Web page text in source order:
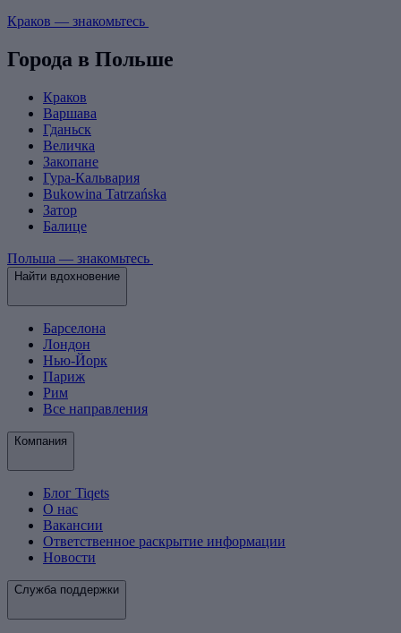
Краков — знакомьтесь
Города в Польше
Краков
Варшава
Гданьск
Величка
Закопане
Гура-Кальвария
Bukowina Tatrzańska
Затор
Балице
Польша — знакомьтесь
Найти вдохновение
Барселона
Лондон
Нью-Йорк
Париж
Рим
Все направления
Компания
Блог Tiqets
О нас
Вакансии
Ответственное раскрытие информации
Новости
Служба поддержки